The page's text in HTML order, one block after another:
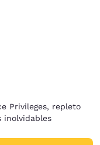
Privileges, repleto
inolvidables